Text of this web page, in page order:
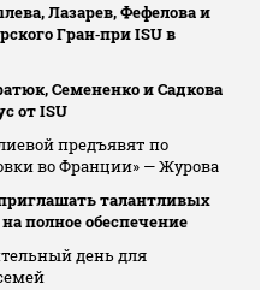
Лазарев, Фефелова и
Гран‑при ISU в
Семененко и Садкова
от ISU
предъявят по
во Франции» — Журова
талантливых
полное обеспечение
день для